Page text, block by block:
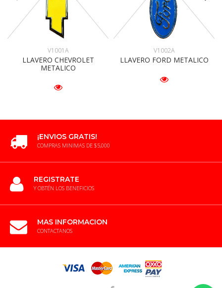
V1001A
LLAVERO CHEVROLET
METALICO
V1002A
LLAVERO FORD METALICO
¡ENVIOS GRATIS!
COMPRAS MINIMAS DE $5,000
REGISTRATE
Y OBTÉN LOS BENEFICIOS
MAS INFORMACION
CONTACTANOS